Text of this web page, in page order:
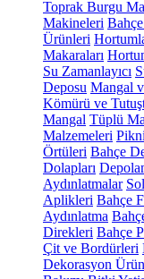
Toprak Burgu
Makineleri
Ürünleri
Makaraları
Su Zamanlayıcı
Deposu Mangal
Kömürü ve
Mangal Tüplü
Malzemeleri
Örtüleri Bahçe
Dolapları
Aydınlatmalar
Aplikleri Bahçe
Aydınlatma
Direkleri Bahçe
Çit ve Bordürleri
Dekorasyon